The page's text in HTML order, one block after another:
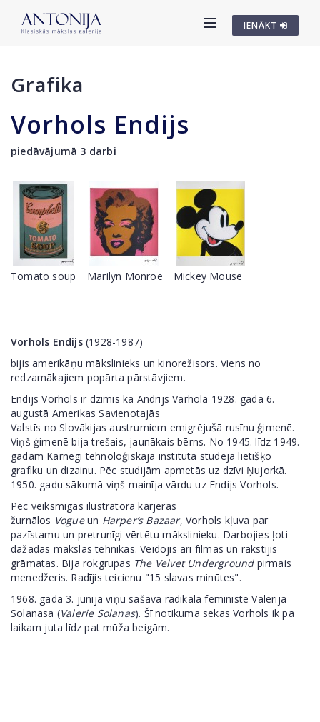
IENĀKT
Grafika
Vorhols Endijs
piedāvājumā 3 darbi
Tomato soup Marilyn Monroe Mickey Mouse
Vorhols Endijs(1928-1987)
bijis amerikāņu mākslinieks unkinorežisors. Viens no
redzamākajiem popārta pārstāvjiem.
Endijs Vorhols ir dzimis kā Andrijs Varhola 1928. gada 6.
augustā Amerikas Savienotajās
Valstīs no Slovākijas austrumiem emigrējušā rusīnu ģimenē.
Viņš ģimenē bija trešais, jaunākais bērns. No 1945. līdz 1949.
gadam Karnegī tehnoloģiskajā institūtā studēja lietišķo
grafiku un dizainu. Pēc studijām apmetās uz dzīvi Ņujorkā.
1950. gadu sākumā viņš mainīja vārdu uz Endijs Vorhols.
Pēc veiksmīgas ilustratora karjeras
žurnālos Vogueun Harper’s Bazaar, Vorhols kļuva par
pazīstamu un pretrunīgi vērtētu mākslinieku. Darbojies ļoti
dažādās mākslas tehnikās. Veidojis arī filmas un rakstījis
grāmatas. Bija rokgrupas The Velvet Undergroundpirmais
menedžeris. Radījis teicienu "15 slavas minūtes".
1968. gada 3. jūnijā viņu sašāva radikāla feministe Valērija
Solanasa (Valerie Solanas). Šī notikuma sekas Vorhols ik pa
laikam juta līdz pat mūža beigām.